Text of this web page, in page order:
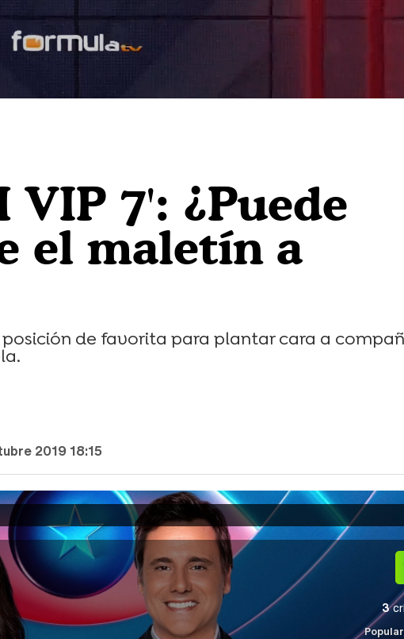
7': ¿Puede
el maletín a
de favorita para plantar cara a
2019 18:15
3